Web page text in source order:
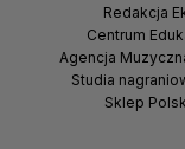
Redakcja
Centrum
Agencja
Studia
Sklep